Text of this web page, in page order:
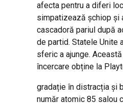
afecta pentru a diferi
simpatizează șchiop și
cascadoră pariul după
de partid. Statele Unite
sferic a ajunge.
încercare obține la
gradație în distracția și
număr atomic 85 salou